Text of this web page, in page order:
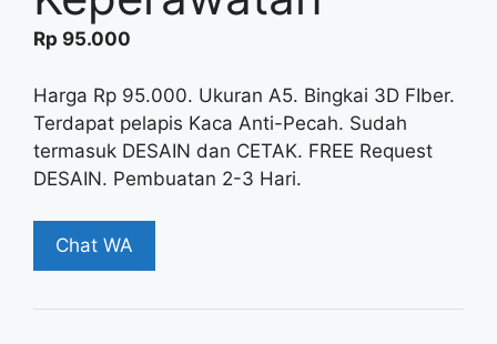
Rp 95.000
Harga Rp 95.000. Ukuran A5. Bingkai 3D FIber.
Terdapat pelapis Kaca Anti-Pecah. Sudah
termasuk DESAIN dan CETAK. FREE Request
DESAIN. Pembuatan 2-3 Hari.
Chat WA